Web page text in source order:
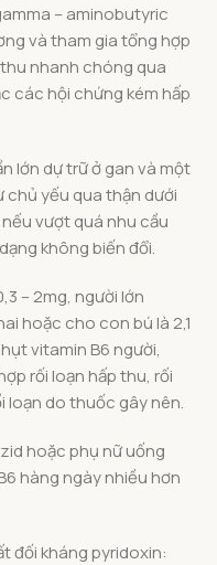
– aminobutyric
và tham gia tổng hợp
nhanh chóng qua
các hội chứng kém hấp
lớn dự trữ ở gan và một
chủ yếu qua thận dưới
vượt quá nhu cầu
không biến đổi.
– 2mg, người lớn
hoặc cho con bú là 2,1
vitamin B6 người,
rối loạn hấp thu, rối
loạn do thuốc gây nên.
hoặc phụ nữ uống
hàng ngày nhiều hơn
đối kháng pyridoxin: